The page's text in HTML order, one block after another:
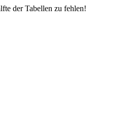
der Tabellen zu fehlen!